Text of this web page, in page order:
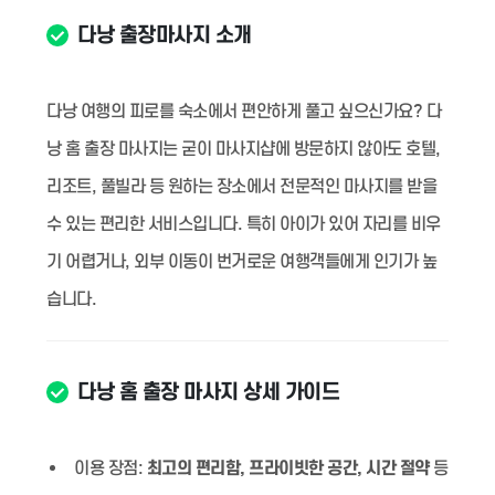
다낭 출장마사지 소개
다낭 여행의 피로를 숙소에서 편안하게 풀고 싶으신가요? 다
낭 홈 출장 마사지는 굳이 마사지샵에 방문하지 않아도 호텔,
리조트, 풀빌라 등 원하는 장소에서 전문적인 마사지를 받을
수 있는 편리한 서비스입니다. 특히 아이가 있어 자리를 비우
기 어렵거나, 외부 이동이 번거로운 여행객들에게 인기가 높
습니다.
다낭 홈 출장 마사지 상세 가이드
이용 장점: 최고의 편리함, 프라이빗한 공간, 시간 절약등